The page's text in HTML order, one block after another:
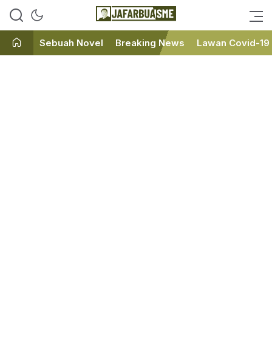
JafarBua
Ini bukan Media Online, Ini
Sebuah Novel Breaking News Lawan Covid-19